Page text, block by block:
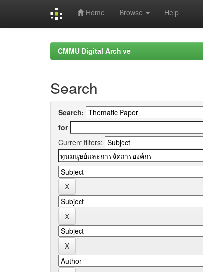
Home Browse Help
CMMU Digital Archive
Search
Search:
for
Current filters: